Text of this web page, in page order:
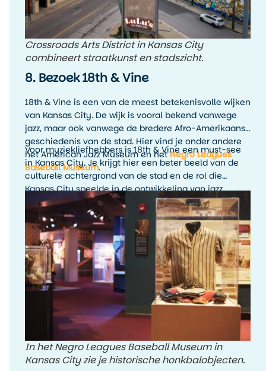
Crossroads Arts District in Kansas City
combineert straatkunst en stadszicht.
8. Bezoek 18th & Vine
18th & Vine is een van de meest betekenisvolle wijken
van Kansas City. De wijk is vooral bekend vanwege
jazz, maar ook vanwege de bredere Afro-Amerikaanse
geschiedenis van de stad. Hier vind je onder andere
het American Jazz Museum en hetNegro Leagues
Baseball Museum.
Voor muziekliefhebbers is 18th & Vine een must-see
in Kansas City. Je krijgt hier een beter beeld van de
culturele achtergrond van de stad en de rol die
Kansas City speelde in de ontwikkeling van jazz.
Combineer een museumbezoek bij voorkeur met live
muziek in de avond, zodat de geschiedenis ook echt
tot leven komt.
In het Negro Leagues Baseball Museum in
Kansas City zie je historische honkbalobjecten.